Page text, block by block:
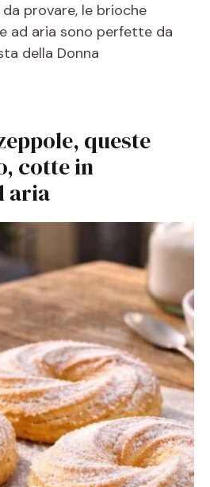
provare, le brioche
ad aria sono perfette da
della Donna
queste
cotte in
aria